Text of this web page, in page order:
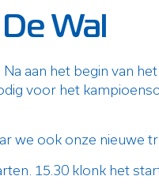
Wal
aan het begin van
voor het
we ook onze nieuwe
15.30 klonk het